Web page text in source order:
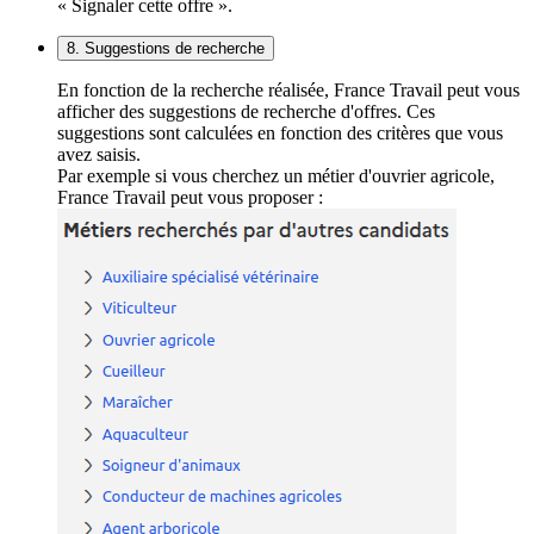
« Signaler cette offre ».
8. Suggestions de recherche
En fonction de la recherche réalisée, France Travail peut vous
afficher des suggestions de recherche d'offres. Ces
suggestions sont calculées en fonction des critères que vous
avez saisis.
Par exemple si vous cherchez un métier d'ouvrier agricole,
France Travail peut vous proposer :